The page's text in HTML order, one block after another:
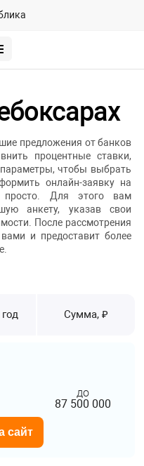
предложения от банков
процентные ставки,
чтобы выбрать
онлайн-заявку на
просто. Для этого вам
анкету, указав свои
После рассмотрения
и предоставит более
Сумма, ₽
до
87 500 000
сайт